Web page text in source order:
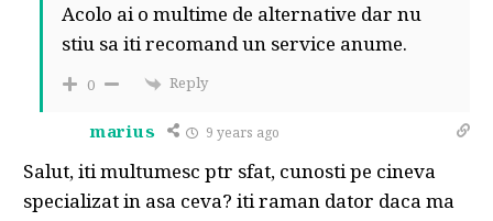
Acolo ai o multime de alternative dar nu
stiu sa iti recomand un service anume.
0 Reply
marius 9 years ago
Salut, iti multumesc ptr sfat, cunosti pe cineva
specializat in asa ceva? iti raman dator daca ma